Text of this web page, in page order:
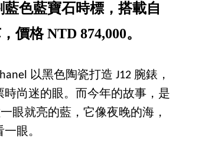
色藍寶石時標，搭載自
價格 NTD 874,000。
以黑色陶瓷打造 J12 腕錶，
時尚迷的眼。而今年的故事，是
眼就亮的藍，它像夜晚的海，
眼。